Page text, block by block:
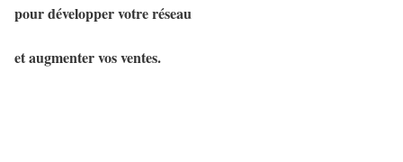
pour développer votre réseau
et augmenter vos ventes.